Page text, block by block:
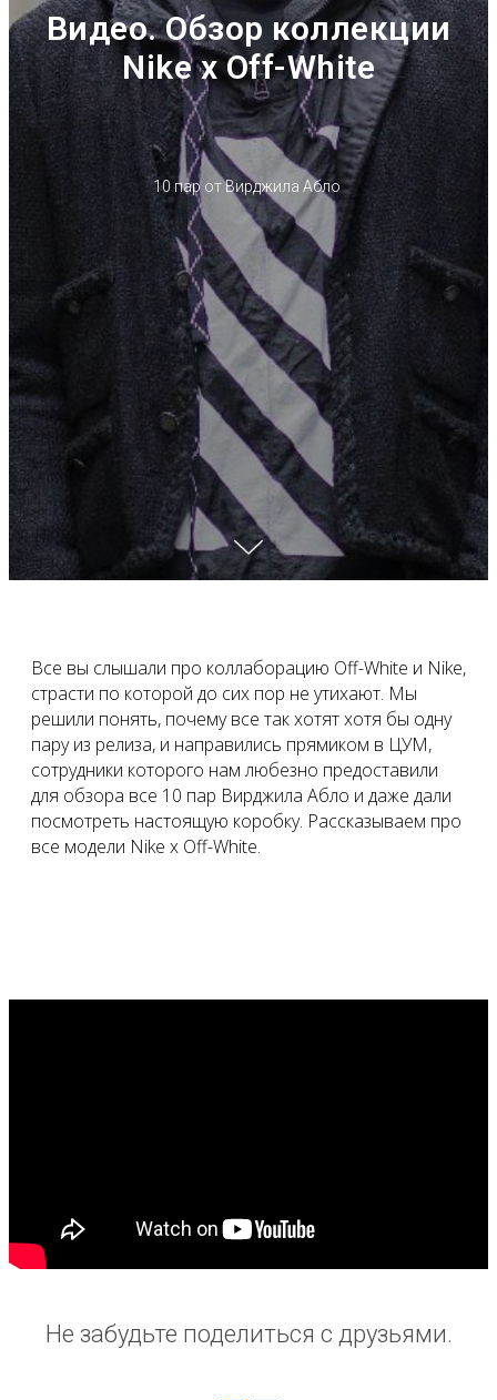
Видео. Обзор коллекции
Nike x Off-White
10 пар от Вирджила Абло
Все вы слышали про коллаборацию Off-White и Nike,
страсти по которой до сих пор не утихают. Мы
решили понять, почему все так хотят хотя бы одну
пару из релиза, и направились прямиком в ЦУМ,
сотрудники которого нам любезно предоставили
для обзора все 10 пар Вирджила Абло и даже дали
посмотреть настоящую коробку. Рассказываем про
все модели Nike x Off-White.
Не забудьте поделиться с друзьями.